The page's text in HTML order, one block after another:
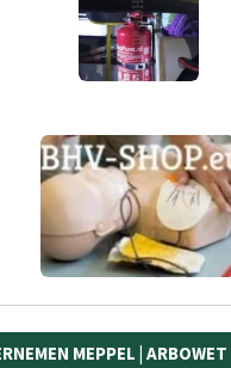
MEPPEL | ARBOWET